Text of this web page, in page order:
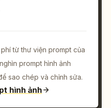
từ thư viện prompt của
prompt hình ảnh
sao chép và chỉnh sửa.
hình ảnh